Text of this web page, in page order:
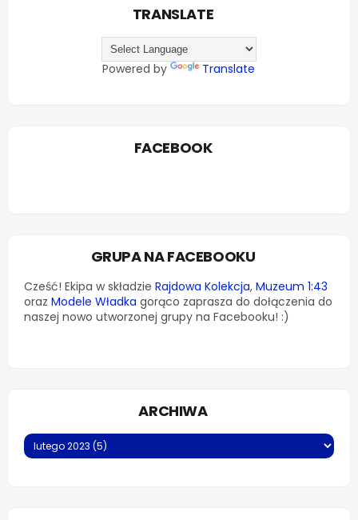
TRANSLATE
Powered by Translate
FACEBOOK
GRUPA NA FACEBOOKU
Cześć! Ekipa w składzie Rajdowa Kolekcja, Muzeum 1:43
oraz Modele Władka gorąco zaprasza do dołączenia do
naszej nowo utworzonej grupy na Facebooku! :)
ARCHIWA